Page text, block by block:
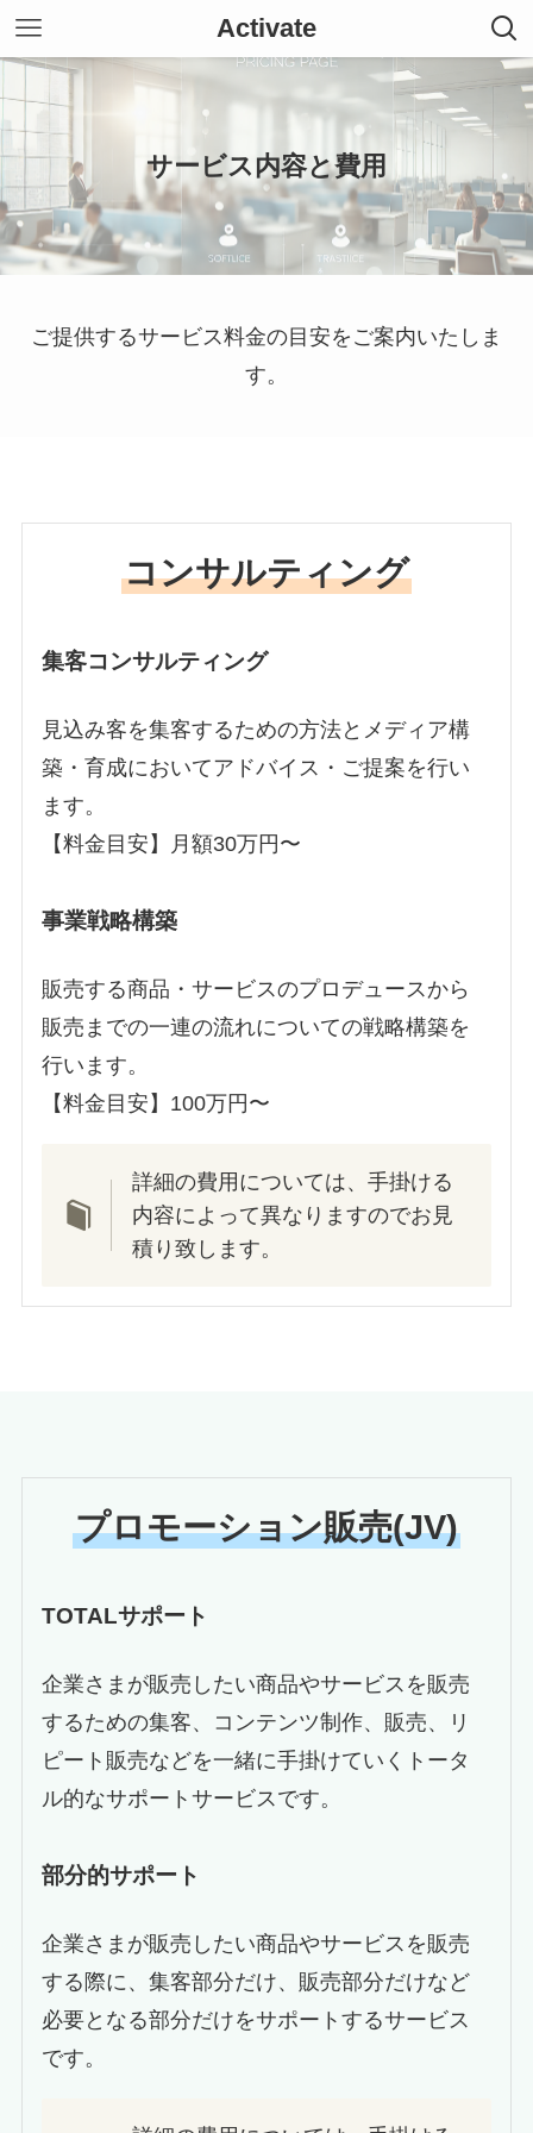
Activate
サービス内容と費用
ご提供するサービス料金の目安をご案内いたしま
す。
コンサルティング
集客コンサルティング
見込み客を集客するための方法とメディア構
築・育成においてアドバイス・ご提案を行い
ます。
【料金目安】月額30万円〜
事業戦略構築
販売する商品・サービスのプロデュースから
販売までの一連の流れについての戦略構築を
行います。
【料金目安】100万円〜
詳細の費用については、手掛ける
内容によって異なりますのでお見
積り致します。
プロモーション販売(JV)
TOTALサポート
企業さまが販売したい商品やサービスを販売
するための集客、コンテンツ制作、販売、リ
ピート販売などを一緒に手掛けていくトータ
ル的なサポートサービスです。
部分的サポート
企業さまが販売したい商品やサービスを販売
する際に、集客部分だけ、販売部分だけなど
必要となる部分だけをサポートするサービス
です。